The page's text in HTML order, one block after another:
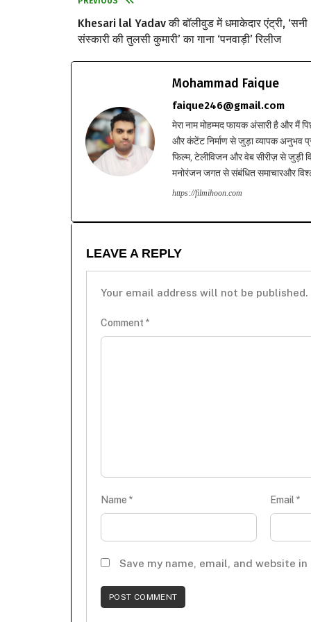
Khesari lal Yadav की बॉलीवुड में धमाकेदार एंट्री, ‘सनी
संस्कारी की तुलसी कुमारी’ का गाना ‘पनवाड़ी’ रिलीज
Mohammad Faique
faique246@gmail.com
मेरा नाम मोहम्मद फायक अंसारी है और मैं
और कंटेंट निर्माण से जुड़ा व्यापक अनुभव
फिल्म, टेलीविजन और वेब सीरीज़ से जुड़ी
मनोरंजन जगत से संबंधित समाचारऔर
https://filmihoon.com
LEAVE A REPLY
Your email address will not be published.
Comment *
Name * Email *
Save my name, email, and website